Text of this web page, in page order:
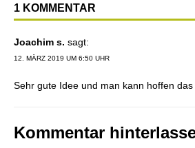
1 KOMMENTAR
Joachim s. sagt:
12. MÄRZ 2019 UM 6:50 UHR
Sehr gute Idee und man kann hoffen
Kommentar